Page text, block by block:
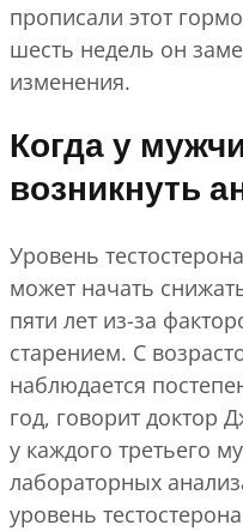
прописали этот
шесть недель он
изменения.
Когда у
возникнуть
Уровень
может начать
пяти лет из-за
старением. С
наблюдается
год, говорит доктор
у каждого третьего
лабораторных
уровень